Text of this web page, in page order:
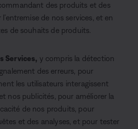
des produits et des
de nos services, et en
de souhaits de produits.
Services, y compris la détection
des erreurs, pour
les utilisateurs interagissent
nos publicités, pour améliorer la
de nos produits, pour
et des analyses, et pour tester